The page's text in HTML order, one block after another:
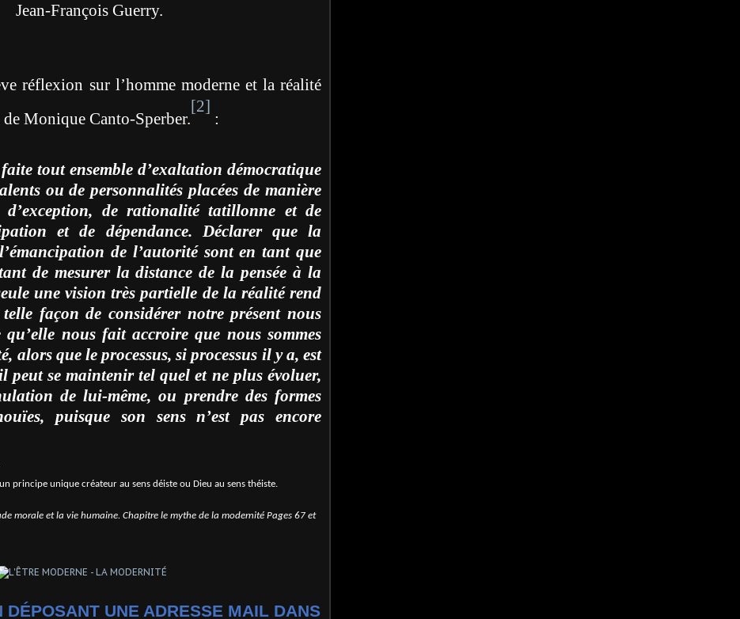
Guerry.
réflexion sur l’homme moderne et la réalité
Monique Canto-Sperber.
[2]
:
tout ensemble d’exaltation démocratique
ou de personnalités placées de manière
de rationalité tatillonne et de
et de dépendance. Déclarer que la
de l’autorité sont en tant que
de mesurer la distance de la pensée à la
une vision très partielle de la réalité rend
façon de considérer notre présent nous
nous fait accroire que nous sommes
alors que le processus, si processus il y a, est
peut se maintenir tel quel et ne plus évoluer,
de lui-même, ou prendre des formes
puisque son sens n’est pas encore
principe unique créateur au sens déiste ou Dieu au sens théiste.
morale et la vie humaine. Chapitre le mythe de la modernité Pages 67 et
DÉPOSANT UNE ADRESSE MAIL DANS